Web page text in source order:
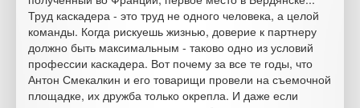
Труд каскадера - это труд не одного человека, а целой
команды. Когда рискуешь жизнью, доверие к партнеру
должно быть максимальным - таково одно из условий
профессии каскадера. Вот почему за все те годы, что
Антон Смекалкин и его товарищи провели на съемочной
площадке, их дружба только окрепла. И даже если